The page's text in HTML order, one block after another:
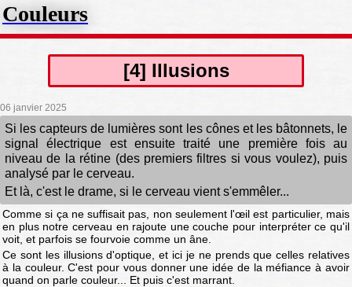
Couleurs
[4] Illusions
06 janvier 2025
Si les capteurs de lumières sont les cônes et les bâtonnets, le
signal électrique est ensuite traité une première fois au
niveau de la rétine (des premiers filtres si vous voulez), puis
analysé par le cerveau.
Et là, c'est le drame, si le cerveau vient s'emmêler...
Comme si ça ne suffisait pas, non seulement l'œil est particulier, mais
en plus notre cerveau en rajoute une couche pour interpréter ce qu'il
voit, et parfois se fourvoie comme un âne.
Ce sont les illusions d'optique, et ici je ne prends que celles relatives
à la couleur. C'est pour vous donner une idée de la méfiance à avoir
quand on parle couleur... Et puis c'est marrant.